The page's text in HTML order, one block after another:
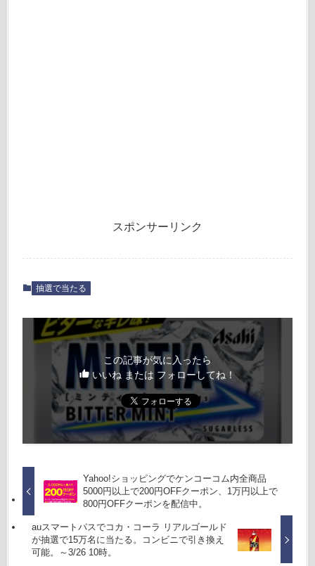
スポンサーリンク
抽選で当たる
この記事が気に入ったら
いいね または フォローしてね！
Yahoo!ショッピングでケンコーコム内全商品
5000円以上で200円OFFクーポン、1万円以上で
800円OFFクーポンを配信中。
auスマートパスでコカ・コーラ リアルゴールド
が抽選で15万名に当たる。コンビニで引き換え
可能。～3/26 10時。